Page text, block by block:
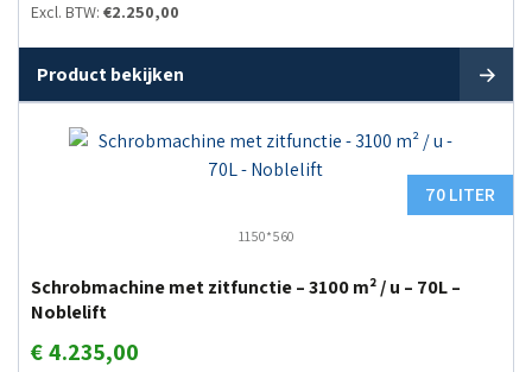
Excl. BTW: €2.250,00
Product bekijken
70 LITER
1150*560
Schrobmachine met zitfunctie – 3100 m² / u – 70L –
Noblelift
€4.235,00